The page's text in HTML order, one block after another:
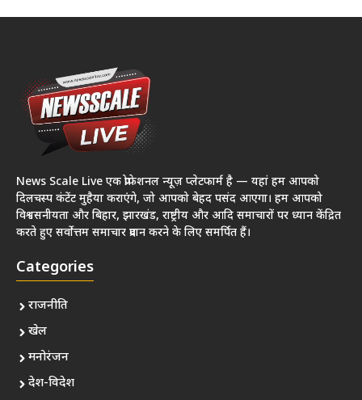
News Scale Live एक प्रोफेशनल न्यूज़ प्लेटफार्म है — यहां हम आपको
दिलचस्प कंटेंट मुहैया कराएंगे, जो आपको बेहद पसंद आएगा। हम आपको
विश्वसनीयता और बिहार, झारखंड, राष्ट्रीय और आदि समाचारों पर ध्यान केंद्रित
करते हुए सर्वोत्तम समाचार प्रदान करने के लिए समर्पित हैं।
Categories
राजनीति
खेल
मनोरंजन
देश-विदेश